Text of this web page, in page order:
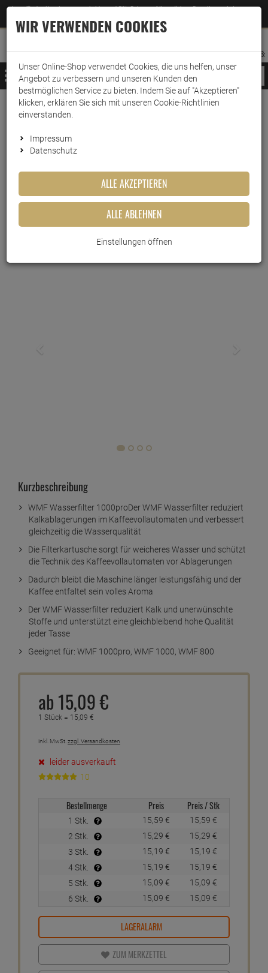
Jetzt für den Newsletter entscheiden und 5% Rabatt auf Ihre nächste Bestellung erhalten
–Zum Newsletter
ANMELDEN
AUFKLAPPEN
MERKZETTEL
WARENKORB:
MENÜ
Weiter einkaufen www.wark24.de
Küche & Haushalt
Kaffeemaschinenzubehör
WMF Wasserfilter 1000pro für
Kaffeevollautomaten
Kurzbeschreibung
WMF Wasserfilter 1000proDer WMF Wasserfilter reduziert
Kalkablagerungen im Kaffeevollautomaten und verbessert
gleichzeitig die Wasserqualität
Die Filterkartusche sorgt für weicheres Wasser und schützt
die Technik des Kaffeevollautomaten vor Ablagerungen
Dadurch bleibt die Maschine länger leistungsfähig und der
Kaffee entfaltet sein volles Aroma
Der WMF Wasserfilter reduziert Kalk und unerwünschte
Stoffe und unterstützt eine gleichbleibend hohe Qualität
jeder Tasse
Geeignet für: WMF 1000pro, WMF 1000, WMF 800
ab 15,09€
1 Stück = 15,09 €
inkl. MwSt. zzgl. Versandkosten
leider ausverkauft
10
Bestellmenge Preis Preis / Stk
1 Stk. 15,59 € 15,59 €
2 Stk.
15,29 € 15,29 €
3 Stk.
15,19 € 15,19 €
4 Stk.
15,19 € 15,19 €
5 Stk.
15,09 € 15,09 €
6 Stk.
15,09 € 15,09 €
LAGERALARM
ZUM MERKZETTEL
WIR VERWENDEN COOKIES
Unser Online-Shop verwendet Cookies, die uns helfen, unser
Angebot zu verbessern und unseren Kunden den
bestmöglichen Service zu bieten. Indem Sie auf "Akzeptieren"
klicken, erklären Sie sich mit unseren Cookie-Richtlinien
einverstanden.
Impressum
Datenschutz
ALLE AKZEPTIEREN
ALLE ABLEHNEN
Einstellungen öffnen